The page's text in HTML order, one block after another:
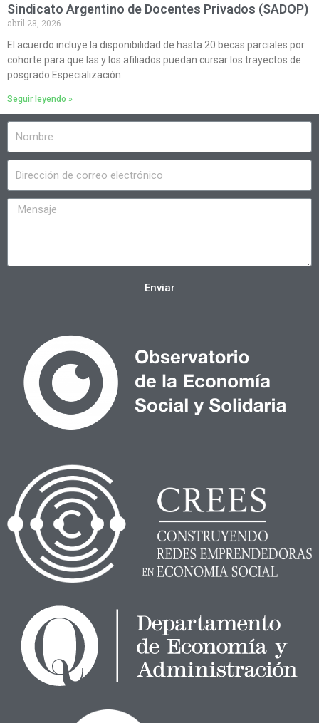
Sindicato Argentino de Docentes Privados (SADOP)
abril 28, 2026
El acuerdo incluye la disponibilidad de hasta 20 becas parciales por
cohorte para que las y los afiliados puedan cursar los trayectos de
posgrado Especialización
Seguir leyendo »
Enviar